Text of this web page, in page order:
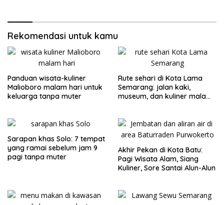
Rekomendasi untuk kamu
Panduan wisata-kuliner
Malioboro malam hari untuk
keluarga tanpa muter
Rute sehari di Kota Lama
Semarang: jalan kaki,
museum, dan kuliner malam
Sarapan khas Solo: 7 tempat
yang ramai sebelum jam 9
pagi tanpa muter
Akhir Pekan di Kota Batu:
Pagi Wisata Alam, Siang
Kuliner, Sore Santai Alun-Alun